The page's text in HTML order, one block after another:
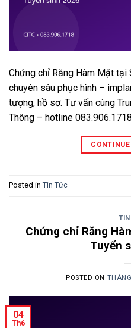
Chứng chỉ Răng Hàm Mặt
chuyên sâu phục hình –
tượng, hồ sơ. Tư vấn cùng
Thông – hotline
Posted in Tin Tức
Chứng chỉ Răng
Tuyển
POSTED ON
04
Th6